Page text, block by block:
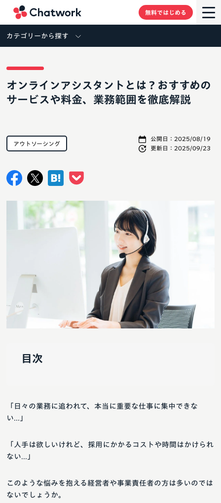
無料ではじめる
カテゴリーから探す
オンラインアシスタントとは？おすすめの
サービスや料金、業務範囲を徹底解説
公開日： 2025/08/19
更新日： 2025/09/23
アウトソーシング
目次
「日々の業務に追われて、本当に重要な仕事に集中できな
い...」
「人手は欲しいけれど、採用にかかるコストや時間はかけられ
ない...」
このような悩みを抱える経営者や事業責任者の方は多いのでは
ないでしょうか。